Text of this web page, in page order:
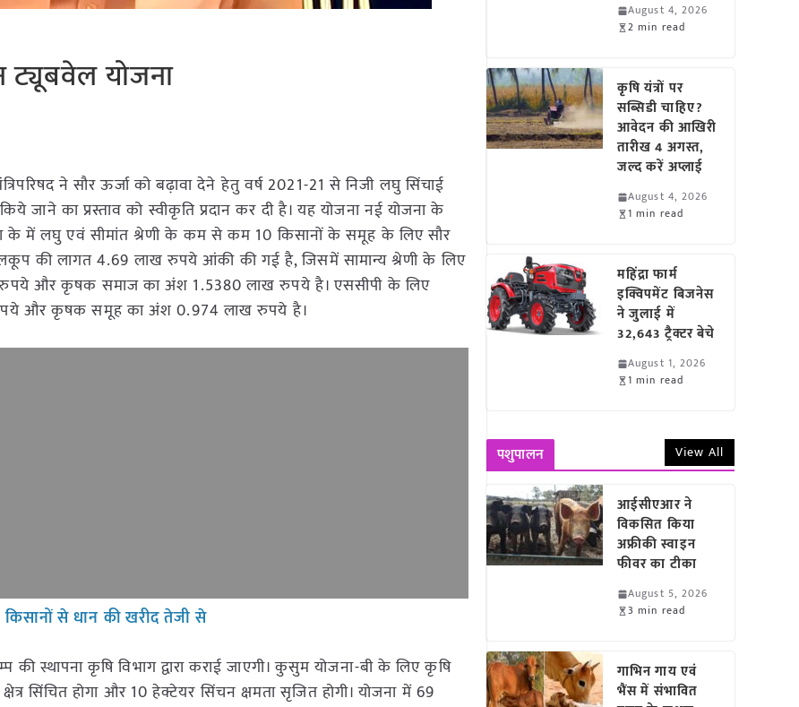
ट्यूबवेल योजना
ने सौर ऊर्जा को बढ़ावा देने हेतु वर्ष 2021-21 से निजी लघु सिंचाई
जाने का प्रस्ताव को स्वीकृति प्रदान कर दी है। यह योजना नई योजना के
के में लघु एवं सीमांत श्रेणी के कम से कम 10 किसानों के समूह के लिए सौर
की लागत 4.69 लाख रुपये आंकी की गई है, जिसमें सामान्य श्रेणी के लिए
रुपये और कृषक समाज का अंश 1.5380 लाख रुपये है। एससीपी के लिए
और कृषक समूह का अंश 0.974 लाख रुपये है।
किसानों से धान की खरीद तेजी से
स्थापना कृषि विभाग द्वारा कराई जाएगी। कुसुम योजना-बी के लिए कृषि
सिंचित होगा और 10 हेक्टेयर सिंचन क्षमता सृजित होगी। योजना में 69
August 4, 2026
2 min read
कृषि यंत्रों पर
सब्सिडी चाहिए?
आवेदन की आखिरी
तारीख 4 अगस्त,
जल्द करें अप्लाई
August 4, 2026
1 min read
महिंद्रा फार्म
इक्विपमेंट बिजनेस
ने जुलाई में
32,643 ट्रैक्टर बेचे
August 1, 2026
1 min read
पशुपालन View All
आईसीएआर ने
विकसित किया
अफ्रीकी स्वाइन
फीवर का टीका
August 5, 2026
3 min read
गाभिन गाय एवं
भैंस में संभावित